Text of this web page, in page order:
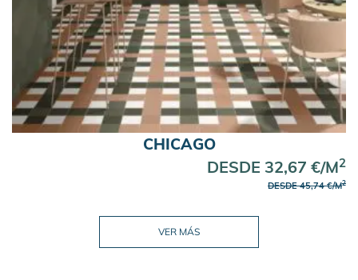
CHICAGO
DESDE 32,67 €/M2
DESDE 45,74 €/M2